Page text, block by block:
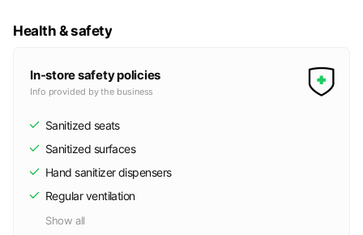
Health & safety
In-store safety policies
Info provided by the business
Sanitized seats
Sanitized surfaces
Hand sanitizer dispensers
Regular ventilation
Show all